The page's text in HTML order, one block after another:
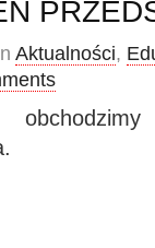
Aktualności,
obchodzimy